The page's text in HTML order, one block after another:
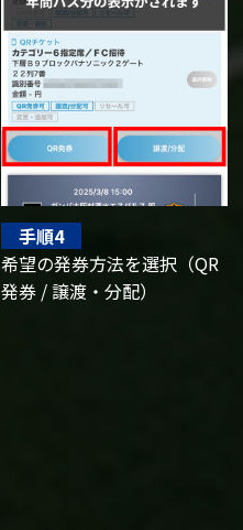
手順4
希望の発券方法を選択（QR
発券 / 譲渡・分配）